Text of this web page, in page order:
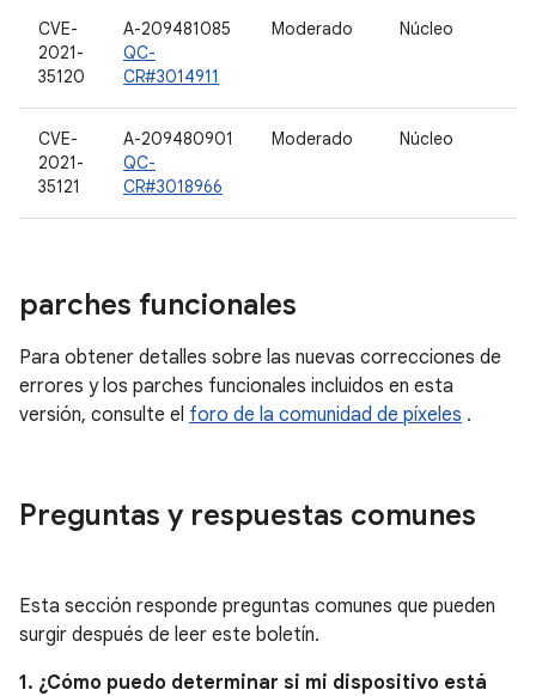
CVE-
2021-
35120
A-209481085
QC-
CR#3014911
Moderado Núcleo
CVE-
2021-
35121
A-209480901
QC-
CR#3018966
Moderado Núcleo
parches funcionales
Para obtener detalles sobre las nuevas correcciones de
errores y los parches funcionales incluidos en esta
versión, consulte el foro de la comunidad de píxeles .
Preguntas y respuestas comunes
Esta sección responde preguntas comunes que pueden
surgir después de leer este boletín.
1. ¿Cómo puedo determinar si mi dispositivo está